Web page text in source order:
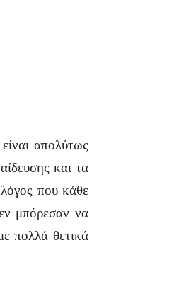
απολύτως
και τα
που κάθε
μπόρεσαν να
πολλά θετικά